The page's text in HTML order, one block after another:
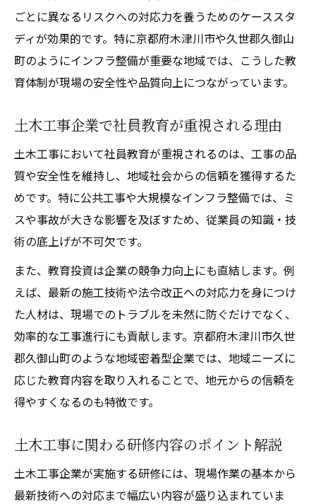
ごとに異なるリスクへの対応力を養うためのケーススタ
ディが効果的です。特に京都府木津川市や久世郡久御山
町のようにインフラ整備が重要な地域では、こうした教
育体制が現場の安全性や品質向上につながっています。
土木工事企業で社員教育が重視される理由
土木工事において社員教育が重視されるのは、工事の品
質や安全性を維持し、地域社会からの信頼を獲得するた
めです。特に公共工事や大規模なインフラ整備では、ミ
スや事故が大きな影響を及ぼすため、従業員の知識・技
術の底上げが不可欠です。
また、教育投資は企業の競争力向上にも直結します。例
えば、最新の施工技術や法令改正への対応力を身につけ
た人材は、現場でのトラブルを未然に防ぐだけでなく、
効率的な工事進行にも貢献します。京都府木津川市久世
郡久御山町のような地域密着型企業では、地域ニーズに
応じた教育内容を取り入れることで、地元からの信頼を
得やすくなるのも特徴です。
土木工事に関わる研修内容のポイント解説
土木工事企業が実施する研修には、現場作業の基本から
最新技術への対応まで幅広い内容が盛り込まれていま